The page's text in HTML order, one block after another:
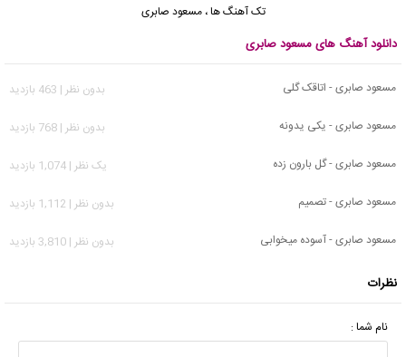
تک آهنگ ها،مسعود صابری
دانلود آهنگ های مسعود صابری
مسعود صابری - اتاقک گلی
بدون نظر | 463 بازدید
مسعود صابری - یکی یدونه
بدون نظر | 768 بازدید
مسعود صابری - گل بارون زده
يک نظر | 1,074 بازدید
مسعود صابری - تصمیم
بدون نظر | 1,112 بازدید
مسعود صابری - آسوده میخوابی
بدون نظر | 3,810 بازدید
نظرات
نام شما :